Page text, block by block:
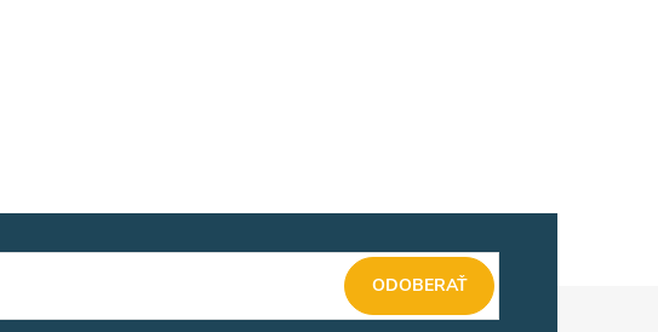
ODOBERAŤ